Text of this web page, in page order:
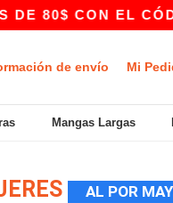
80$ CON EL
de envío Mi
Mangas Largas
AL POR